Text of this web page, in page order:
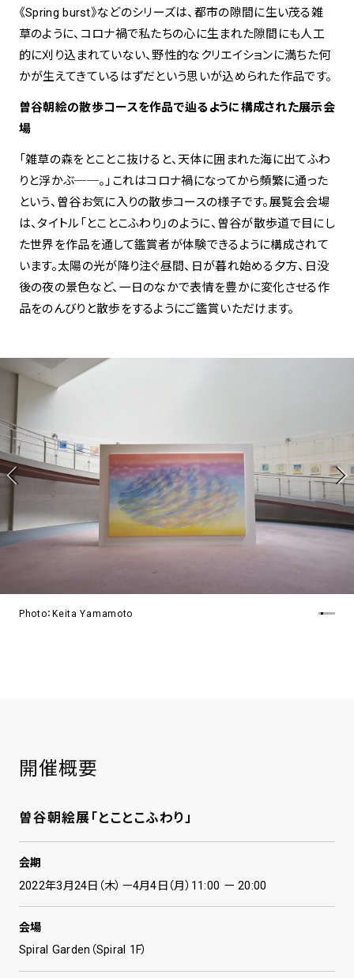
《Spring burst》などのシリーズは、都市の隙間に生い茂る雑
草のように、コロナ禍で私たちの心に生まれた隙間にも人工
的に刈り込まれていない、野性的なクリエイションに満ちた何
かが生えてきているはずだという思いが込められた作品です。
曽谷朝絵の散歩コースを作品で辿るように構成された展示会
場
「雑草の森をとことこ抜けると、天体に囲まれた海に出てふわ
りと浮かぶ──。」これはコロナ禍になってから頻繁に通った
という、曽谷お気に入りの散歩コースの様子です。展覧会会場
は、タイトル「とことこふわり」のように、曽谷が散歩道で目にし
た世界を作品を通して鑑賞者が体験できるように構成されて
います。太陽の光が降り注ぐ昼間、日が暮れ始める夕方、日没
後の夜の景色など、一日のなかで表情を豊かに変化させる作
品をのんびりと散歩をするようにご鑑賞いただけます。
Photo：Keita Yamamoto
開催概要
曽谷朝絵展「とことこふわり」
会期
2022年3月24日（木）ー4月4日（月）11:00 ー 20:00
会場
Spiral Garden（Spiral 1F）